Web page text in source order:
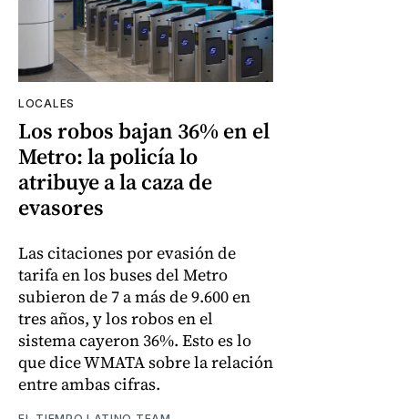
LOCALES
Los robos bajan 36% en el
Metro: la policía lo
atribuye a la caza de
evasores
Las citaciones por evasión de
tarifa en los buses del Metro
subieron de 7 a más de 9.600 en
tres años, y los robos en el
sistema cayeron 36%. Esto es lo
que dice WMATA sobre la relación
entre ambas cifras.